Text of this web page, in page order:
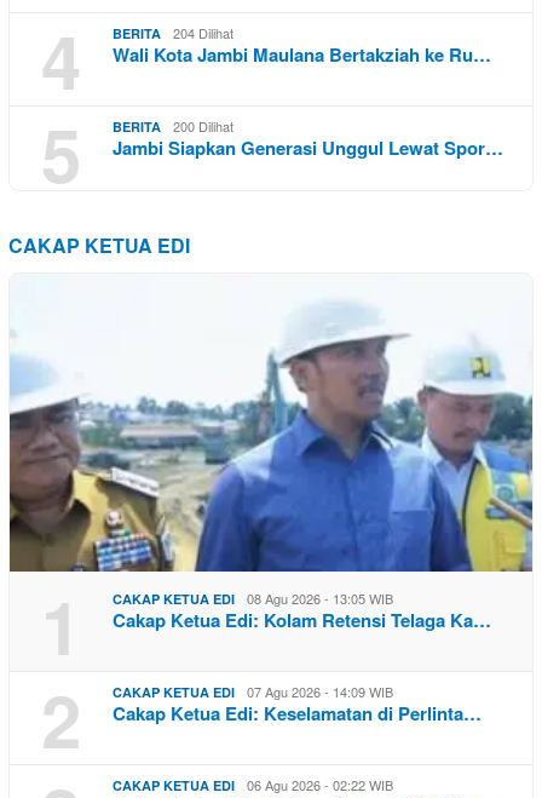
4
BERITA 204 Dilihat
Wali Kota Jambi Maulana Bertakziah ke Ru…
5 BERITA 200 Dilihat
Jambi Siapkan Generasi Unggul Lewat Spor…
CAKAP KETUA EDI
1 CAKAP KETUA EDI 08 Agu 2026 - 13:05 WIB
Cakap Ketua Edi: Kolam Retensi Telaga Ka…
2 CAKAP KETUA EDI 07 Agu 2026 - 14:09 WIB
Cakap Ketua Edi: Keselamatan di Perlinta…
CAKAP KETUA EDI 06 Agu 2026 - 02:22 WIB